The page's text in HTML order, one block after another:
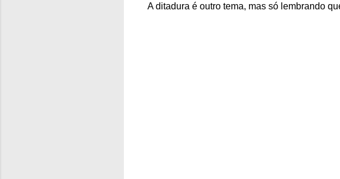
A ditadura é outro tema, mas só lembrando